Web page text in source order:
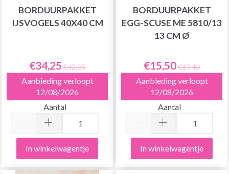
BORDUURPAKKET
IJSVOGELS 40X40 CM
€34,25 €42,85
Aanbieding verloopt
12/08/2026
Aantal
In winkelwagentje
BORDUURPAKKET
EGG-SCUSE ME 5810/13
13 CM Ø
€15,50€19,40
Aanbieding verloopt
12/08/2026
Aantal
In winkelwagentje